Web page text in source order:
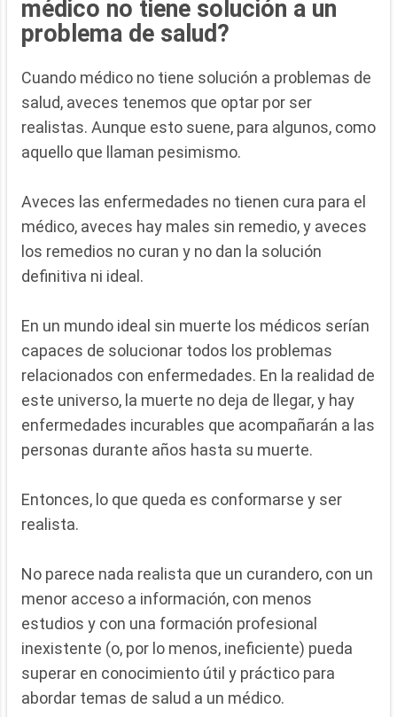
médico no tiene solución a un
problema de salud?
Cuando médico no tiene solución a problemas de
salud, aveces tenemos que optar por ser
realistas. Aunque esto suene, para algunos, como
aquello que llaman pesimismo.
Aveces las enfermedades no tienen cura para el
médico, aveces hay males sin remedio, y aveces
los remedios no curan y no dan la solución
definitiva ni ideal.
En un mundo ideal sin muerte los médicos serían
capaces de solucionar todos los problemas
relacionados con enfermedades. En la realidad de
este universo, la muerte no deja de llegar, y hay
enfermedades incurables que acompañarán a las
personas durante años hasta su muerte.
Entonces, lo que queda es conformarse y ser
realista.
No parece nada realista que un curandero, con un
menor acceso a información, con menos
estudios y con una formación profesional
inexistente (o, por lo menos, ineficiente) pueda
superar en conocimiento útil y práctico para
abordar temas de salud a un médico.